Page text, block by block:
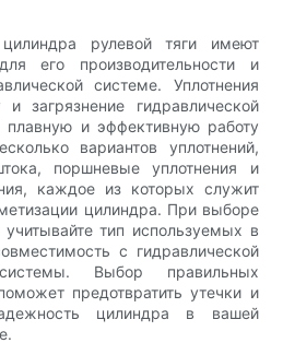
рулевой тяги имеют
его производительности и
системе. Уплотнения
загрязнение гидравлической
плавную и эффективную работу
вариантов уплотнений,
поршневые уплотнения и
каждое из которых служит
цилиндра. При выборе
тип используемых в
с гидравлической
Выбор правильных
предотвратить утечки и
цилиндра в вашей